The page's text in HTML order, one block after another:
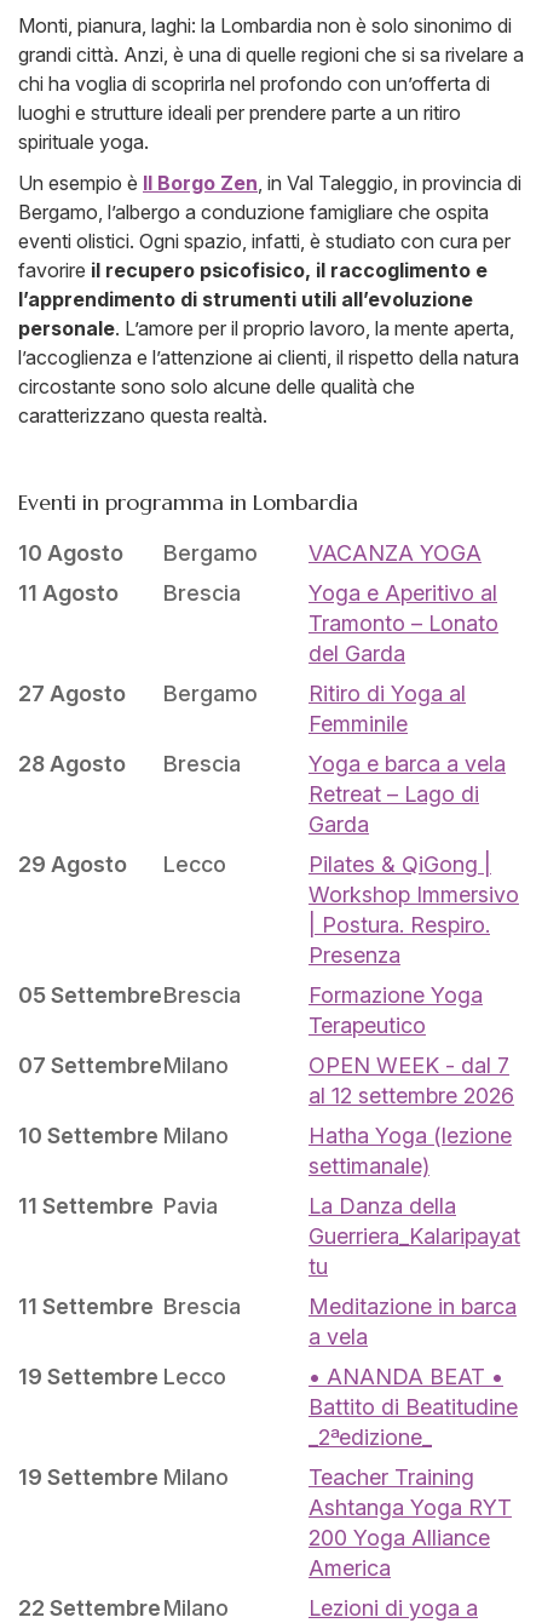
Monti, pianura, laghi: la Lombardia non è solo sinonimo di
grandi città. Anzi, è una di quelle regioni che si sa rivelare a
chi ha voglia di scoprirla nel profondo con un’offerta di
luoghi e strutture ideali per prendere parte a un ritiro
spirituale yoga.
Un esempio è Il Borgo Zen , in Val Taleggio, in provincia di
Bergamo, l’albergo a conduzione famigliare che ospita
eventi olistici. Ogni spazio, infatti, è studiato con cura per
favorire il recupero psicofisico, il raccoglimento e
l’apprendimento di strumenti utili all’evoluzione
personale. L’amore per il proprio lavoro, la mente aperta,
l’accoglienza e l’attenzione ai clienti, il rispetto della natura
circostante sono solo alcune delle qualità che
caratterizzano questa realtà.
Eventi in programma in Lombardia
10 Agosto Bergamo
VACANZA YOGA
11 Agosto
Brescia
Yoga e Aperitivo al
Tramonto – Lonato
del Garda
27 Agosto
Bergamo
Ritiro di Yoga al
Femminile
28 Agosto
Brescia
Yoga e barca a vela
Retreat – Lago di
Garda
29 Agosto
Lecco
Pilates & QiGong |
Workshop Immersivo
| Postura. Respiro.
Presenza
05 SettembreBrescia
Formazione Yoga
Terapeutico
07 SettembreMilano
OPEN WEEK - dal 7
al 12 settembre 2026
10 Settembre Milano
Hatha Yoga (lezione
settimanale)
11 Settembre Pavia
La Danza della
Guerriera_Kalaripayat
tu
11 Settembre Brescia
Meditazione in barca
a vela
19 Settembre Lecco
• ANANDA BEAT •
Battito di Beatitudine
_2ªedizione_
19 Settembre Milano
Teacher Training
Ashtanga Yoga RYT
200 Yoga Alliance
America
22 SettembreMilano
Lezioni di yoga a